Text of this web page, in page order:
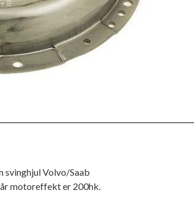
Volvo/Saab
motoreffekt er 200hk.